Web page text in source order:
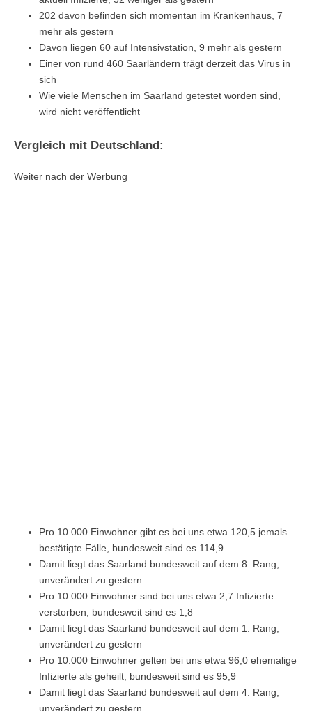
202 davon befinden sich momentan im Krankenhaus, 7
mehr als gestern
Davon liegen 60 auf Intensivstation, 9 mehr als gestern
Einer von rund 460 Saarländern trägt derzeit das Virus in
sich
Wie viele Menschen im Saarland getestet worden sind,
wird nicht veröffentlicht
Vergleich mit Deutschland:
Weiter nach der Werbung
Pro 10.000 Einwohner gibt es bei uns etwa 120,5 jemals
bestätigte Fälle, bundesweit sind es 114,9
Damit liegt das Saarland bundesweit auf dem 8. Rang,
unverändert zu gestern
Pro 10.000 Einwohner sind bei uns etwa 2,7 Infizierte
verstorben, bundesweit sind es 1,8
Damit liegt das Saarland bundesweit auf dem 1. Rang,
unverändert zu gestern
Pro 10.000 Einwohner gelten bei uns etwa 96,0 ehemalige
Infizierte als geheilt, bundesweit sind es 95,9
Damit liegt das Saarland bundesweit auf dem 4. Rang,
unverändert zu gestern